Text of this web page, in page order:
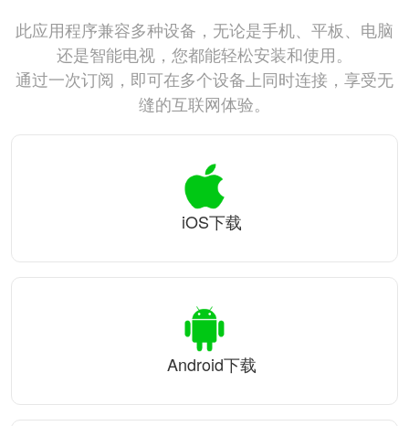
此应用程序兼容多种设备，无论是手机、平板、电脑
还是智能电视，您都能轻松安装和使用。
通过一次订阅，即可在多个设备上同时连接，享受无
缝的互联网体验。
iOS下载
Android下载